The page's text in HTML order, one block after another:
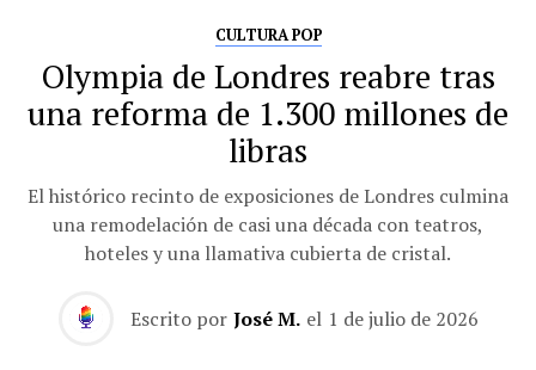
CULTURA POP
Olympia de Londres reabre tras
una reforma de 1.300 millones de
libras
El histórico recinto de exposiciones de Londres culmina
una remodelación de casi una década con teatros,
hoteles y una llamativa cubierta de cristal.
Escrito por José M. el 1 de julio de 2026